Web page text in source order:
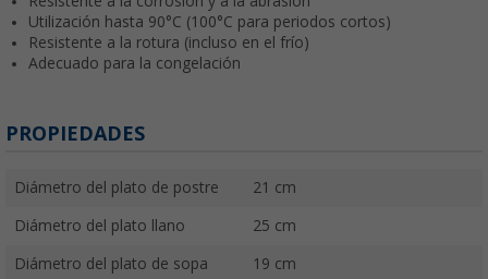
Utilización hasta 90°C (100°C para periodos cortos)
Resistente a la rotura (incluso en el frío)
Adecuado para la congelación
PROPIEDADES
Diámetro del plato de postre 21 cm
Diámetro del plato llano 25 cm
Diámetro del plato de sopa 19 cm